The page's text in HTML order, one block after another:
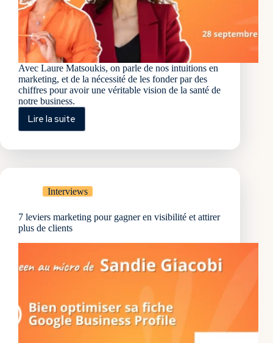
Avec Laure Matsoukis, on parle de nos intuitions en
marketing, et de la nécessité de les fonder par des
chiffres pour avoir une véritable vision de la santé de
notre business.
Lire la suite
Passer
l’intuition
prise
de
fondée
sur
les
Interviews
7 leviers marketing pour gagner en visibilité et attirer
plus de clients